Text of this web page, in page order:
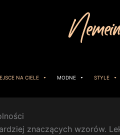
NA CIELE MODNE STYLE
znaczących wzorów.